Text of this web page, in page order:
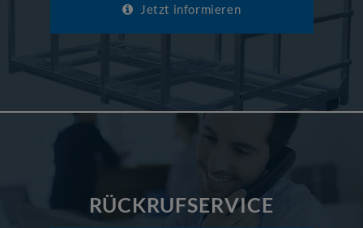
Jetzt informieren
RÜCKRUFSERVICE